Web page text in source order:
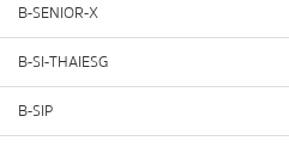
B-SENIOR-X
B-SI-THAIESG
B-SIP